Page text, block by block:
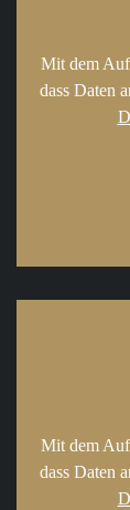
Mit dem
dass Daten
Mit dem
dass Daten